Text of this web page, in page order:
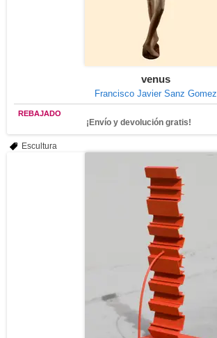
venus
Francisco Javier Sanz Gomez
REBAJADO
¡Envío y devolución gratis!
Escultura